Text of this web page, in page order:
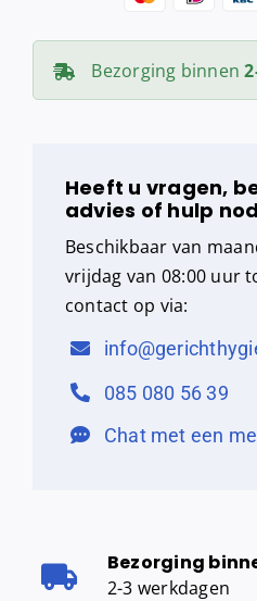
Bezorging binnen
Heeft u vragen,
advies of hulp
Beschikbaar van
vrijdag van 08:00 uur
contact op via:
085 080 56 39
Chat met een
Bezorging
2-3 werkdagen